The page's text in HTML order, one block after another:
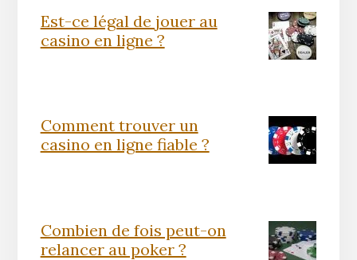
Est-ce légal de jouer au
casino en ligne ?
Comment trouver un
casino en ligne fiable ?
Combien de fois peut-on
relancer au poker ?